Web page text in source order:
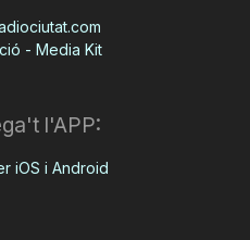
- Media Kit
l'APP:
iOS i Android